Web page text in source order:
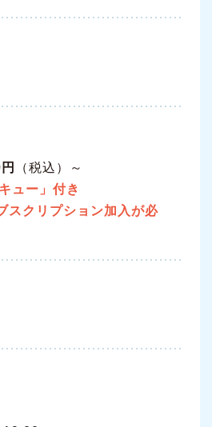
（税込）～
ュー」付き
スクリプション加入が必